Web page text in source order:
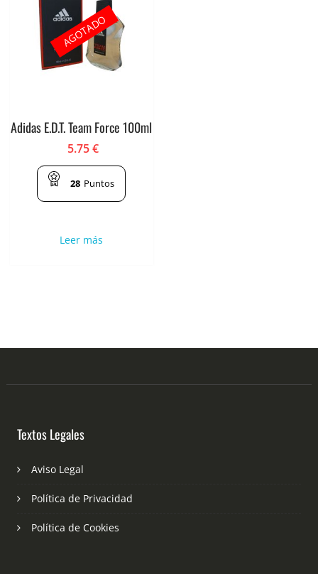
Adidas E.D.T. Team Force 100ml
5.75€
28 Puntos
Leer más
AGOTADO
Textos Legales
Aviso Legal
Política de Privacidad
Política de Cookies